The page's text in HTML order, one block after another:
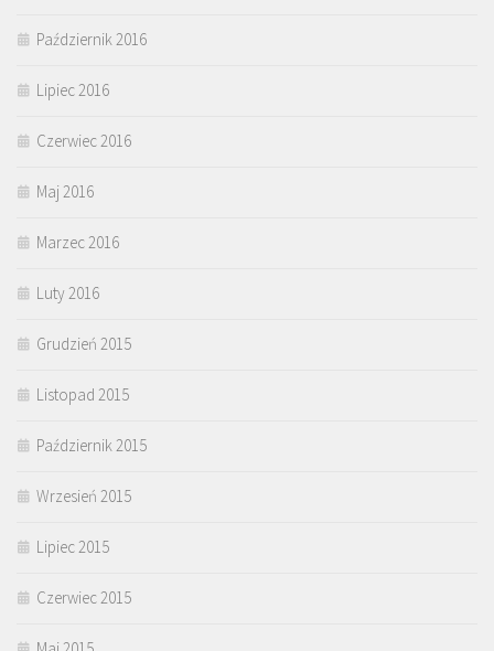
Październik 2016
Lipiec 2016
Czerwiec 2016
Maj 2016
Marzec 2016
Luty 2016
Grudzień 2015
Listopad 2015
Październik 2015
Wrzesień 2015
Lipiec 2015
Czerwiec 2015